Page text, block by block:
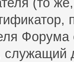
Форума
служащий